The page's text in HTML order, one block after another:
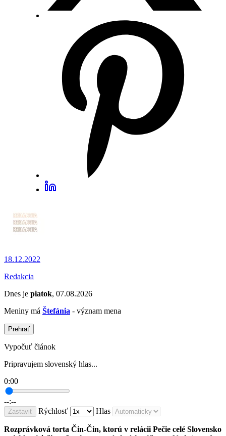
18.12.2022
Redakcia
Dnes je piatok, 07.08.2026
Meniny má Štefánia - význam mena
Prehrať
Vypočuť článok
Pripravujem slovenský hlas...
0:00
--:--
Zastaviť Rýchlosť Hlas
Rozprávková torta Čin-Čin, ktorú v relácii Pečie celé Slovensko